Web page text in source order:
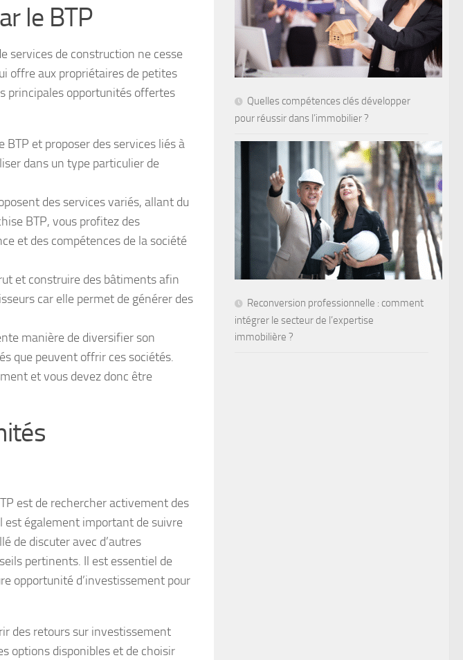
le BTP
services de construction ne cesse
offre aux propriétaires de petites
principales opportunités offertes
BTP et proposer des services liés à
dans un type particulier de
des services variés, allant du
BTP, vous profitez des
et des compétences de la société
et construire des bâtiments afin
car elle permet de générer des
manière de diversifier son
que peuvent offrir ces sociétés.
et vous devez donc être
est de rechercher activement des
est également important de suivre
de discuter avec d’autres
pertinents. Il est essentiel de
opportunité d’investissement pour
des retours sur investissement
options disponibles et de choisir
Quelles compétences clés développer
pour réussir dans l’immobilier ?
Reconversion professionnelle : comment
intégrer le secteur de l’expertise
immobilière ?